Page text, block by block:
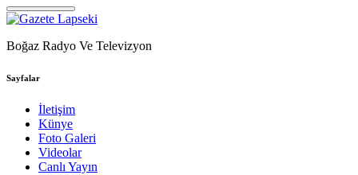
Boğaz Radyo Ve Televizyon
Sayfalar
İletişim
Künye
Foto Galeri
Videolar
Canlı Yayın